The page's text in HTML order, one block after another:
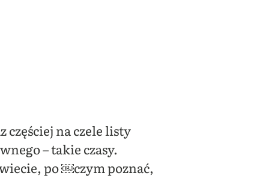
częściej na czele listy
– takie czasy.
po￼czym poznać,